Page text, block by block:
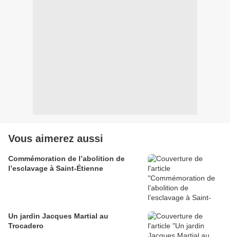
Vous aimerez aussi
Commémoration de l’abolition de
l’esclavage à Saint-Étienne
Un jardin Jacques Martial au
Trocadero